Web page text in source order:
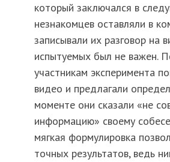
который заключался в
незнакомцев оставляли в
записывали их разговор на
испытуемых был не важен.
участникам эксперимента
видео и предлагали
моменте они сказали «не
информацию» своему
мягкая формулировка
точных результатов, ведь